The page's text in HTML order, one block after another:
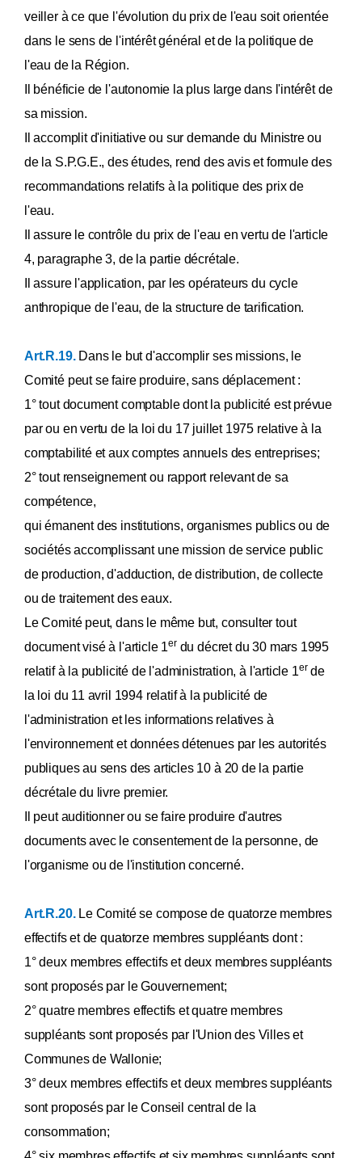
veiller à ce que l'évolution du prix de l'eau soit orientée
dans le sens de l'intérêt général et de la politique de
l'eau de la Région.
Il bénéficie de l'autonomie la plus large dans l'intérêt de
sa mission.
Il accomplit d'initiative ou sur demande du Ministre ou
de la S.P.G.E., des études, rend des avis et formule des
recommandations relatifs à la politique des prix de
l'eau.
Il assure le contrôle du prix de l'eau en vertu de l'article
4, paragraphe 3, de la partie décrétale.
Il assure l'application, par les opérateurs du cycle
anthropique de l'eau, de la structure de tarification.
Art.R.19. Dans le but d'accomplir ses missions, le
Comité peut se faire produire, sans déplacement :
1° tout document comptable dont la publicité est prévue
par ou en vertu de la loi du 17 juillet 1975 relative à la
comptabilité et aux comptes annuels des entreprises;
2° tout renseignement ou rapport relevant de sa
compétence,
qui émanent des institutions, organismes publics ou de
sociétés accomplissant une mission de service public
de production, d'adduction, de distribution, de collecte
ou de traitement des eaux.
Le Comité peut, dans le même but, consulter tout
document visé à l'article 1er du décret du 30 mars 1995
relatif à la publicité de l'administration, à l'article 1er de
la loi du 11 avril 1994 relatif à la publicité de
l'administration et les informations relatives à
l'environnement et données détenues par les autorités
publiques au sens des articles 10 à 20 de la partie
décrétale du livre premier.
Il peut auditionner ou se faire produire d'autres
documents avec le consentement de la personne, de
l'organisme ou de l'institution concerné.
Art.R.20. Le Comité se compose de quatorze membres
effectifs et de quatorze membres suppléants dont :
1° deux membres effectifs et deux membres suppléants
sont proposés par le Gouvernement;
2° quatre membres effectifs et quatre membres
suppléants sont proposés par l'Union des Villes et
Communes de Wallonie;
3° deux membres effectifs et deux membres suppléants
sont proposés par le Conseil central de la
consommation;